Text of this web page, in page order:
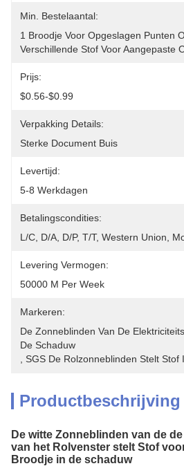
Min. Bestelaantal:
1 Broodje Voor Opgeslagen Punten
Verschillende Stof Voor Aangepaste
Prijs:
$0.56-$0.99
Verpakking Details:
Sterke Document Buis
Levertijd:
5-8 Werkdagen
Betalingscondities:
L/C, D/A, D/P, T/T, Western Union,
Levering Vermogen:
50000 M Per Week
Markeren:
De Zonneblinden Van De
De Schaduw
SGS De Rolzonneblinden Stelt Stof
Productbeschrijving
De witte Zonneblinden van de
van het Rolvenster stelt Stof
Broodje in de schaduw